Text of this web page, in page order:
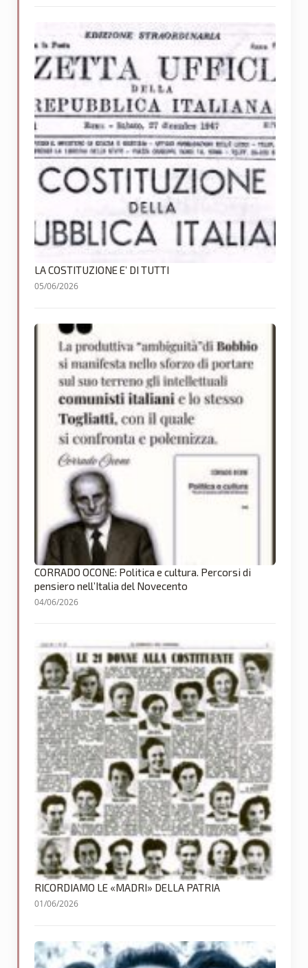
LA COSTITUZIONE E’ DI TUTTI
05/06/2026
CORRADO OCONE: Politica e cultura. Percorsi di
pensiero nell’Italia del Novecento
04/06/2026
RICORDIAMO LE «MADRI» DELLA PATRIA
01/06/2026